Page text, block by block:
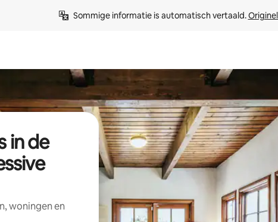
Sommige informatie is automatisch vertaald.
in de
woningen en